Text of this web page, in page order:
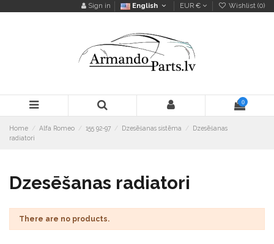
Sign in English EUR € Wishlist (0)
0
Home Alfa Romeo 155 92-97 Dzesēšanas sistēma
Dzesēšanas
radiatori
Dzesēšanas radiatori
There are no products.